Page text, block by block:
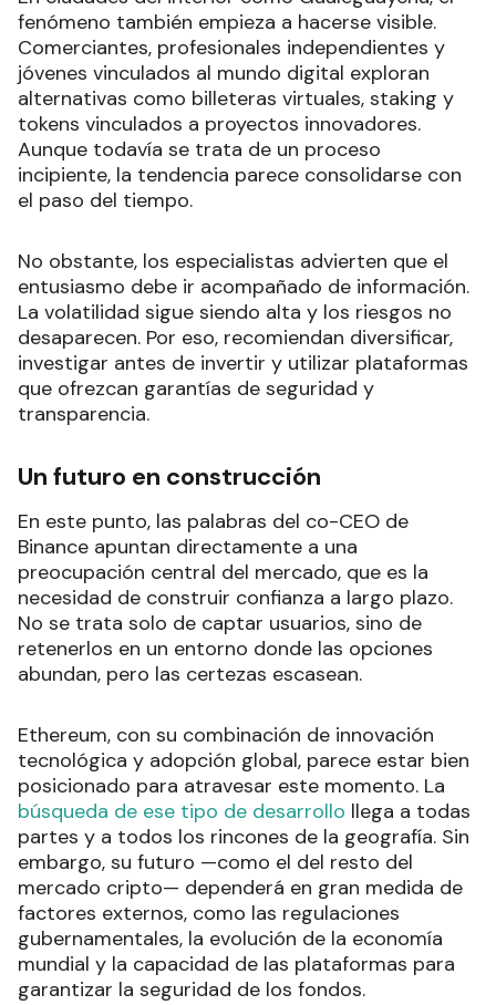
fenómeno también empieza a hacerse visible.
Comerciantes, profesionales independientes y
jóvenes vinculados al mundo digital exploran
alternativas como billeteras virtuales, staking y
tokens vinculados a proyectos innovadores.
Aunque todavía se trata de un proceso
incipiente, la tendencia parece consolidarse con
el paso del tiempo.
No obstante, los especialistas advierten que el
entusiasmo debe ir acompañado de información.
La volatilidad sigue siendo alta y los riesgos no
desaparecen. Por eso, recomiendan diversificar,
investigar antes de invertir y utilizar plataformas
que ofrezcan garantías de seguridad y
transparencia.
Un futuro en construcción
En este punto, las palabras del co-CEO de
Binance apuntan directamente a una
preocupación central del mercado, que es la
necesidad de construir confianza a largo plazo.
No se trata solo de captar usuarios, sino de
retenerlos en un entorno donde las opciones
abundan, pero las certezas escasean.
Ethereum, con su combinación de innovación
tecnológica y adopción global, parece estar bien
posicionado para atravesar este momento. La
búsqueda de ese tipo de desarrollo llega a todas
partes y a todos los rincones de la geografía. Sin
embargo, su futuro —como el del resto del
mercado cripto— dependerá en gran medida de
factores externos, como las regulaciones
gubernamentales, la evolución de la economía
mundial y la capacidad de las plataformas para
garantizar la seguridad de los fondos.